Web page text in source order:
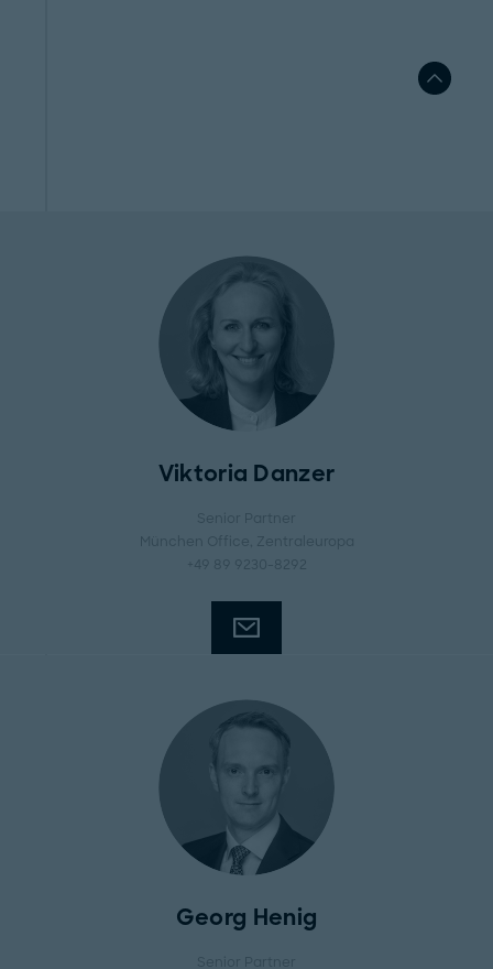
Viktoria Danzer
Senior Partner
München Office
, Zentraleuropa
+49 89 9230-8292
Georg Henig
Senior Partner